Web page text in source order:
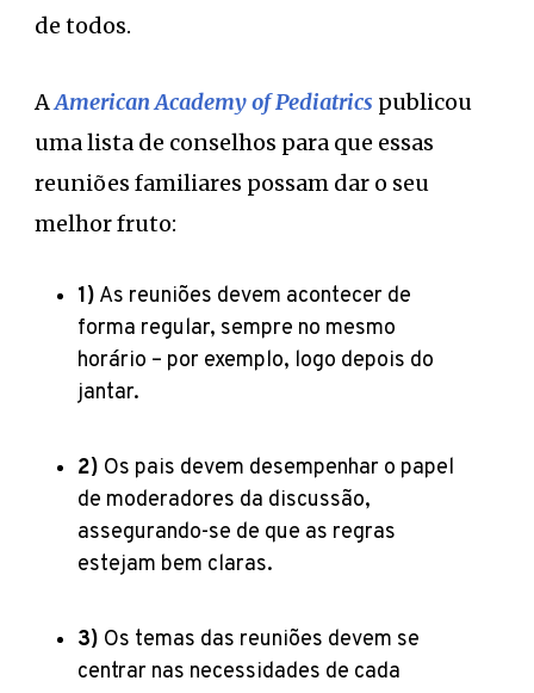
de todos.
AAmerican Academy of Pediatrics publicou
uma lista de conselhos para que essas
reuniões familiares possam dar o seu
melhor fruto:
1) As reuniões devem acontecer de
forma regular, sempre no mesmo
horário – por exemplo, logo depois do
jantar.
2) Os pais devem desempenhar o papel
de moderadores da discussão,
assegurando-se de que as regras
estejam bem claras.
3) Os temas das reuniões devem se
centrar nas necessidades de cada